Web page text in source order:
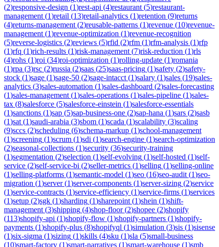
(2)responsive-design (1)rest-api (4)restaurant (5)restaurant-
management (1)retail (13)retail-analytics (1)retention (9)returns
(4)returns-management (2)reusable-patterns (1)revenue (10)revenue-
management (1)revenue-optimization (1)revenue-recognition
(5)reverse-logistics (2)reviews (5)rfid (2)rfm (1)rfm-analysis (1)rfp
(1)rfq (1)rich-results (1)risk-management (7)risk-reduction (1)rls
(4)rohs (1)roi (34)roi-optimization (1)rolling-update (1)romania
(1)rpa (3)rsc (2)russia (2)saas (25)saas-pricing (1)safety (2)safety-
stock (1)sage (1)sage-50 (2)sage-intacct (1)salary (1)sales (19)sales-
analytics (3)sales-automation (1)sales-dashboard (2)sales-forecasting
(1)sales-management (1)sales-operations (1)sales-pipeline (1)sales-
tax (8)salesforce (5)salesforce-einstein (1)salesforce-essentials
(1)sanctions (1)sap (5)sap-business-one (2)sap-hana (1)sars (2)sasb
(1)sat (1)saudi-arabia (3)sbom (1)scada (1)scalability (3)scaling
(9)sccs (2)scheduling (6)schema-markup (1)school-management
(1)screening (1)scrum (1)sdi (1)search-engine (1)search-optimization
(2)seasonal-collections (1)security (36)security-training
(1)segmentation (2)selection (1)self-evolving (1)self-hosted (1)self-
service (2)self-service-bi (2)seller-metrics (1)selling (1)selling-online
(1)selling-platforms (1)semantic-model (1)seo (16)seo-audit (1)seo-
migration (1)server(1)server-components (1)server-sizing (2)service
(1)service-contracts (1)service-efficiency (1)service-firms (1)services
(1)setup (2)sgk (1)sharding (1)sharepoint (1)shein (1)shift-
management (3)shipping (4)shop-floor(2)shopee (2)shopify
(113)shopify-api (1)shopify-flow (1)shopify-partners (1)shopify-
payments (1)shopify-plus (8)shopifyql (1)simulation (3)sis (1)sisense
(1)six-sigma (1)sizing (1)skills (4)sku (1)sla (5)small-business
(10)smart-factory (1)smart-narratives (1)smart-warehouse (1)smb